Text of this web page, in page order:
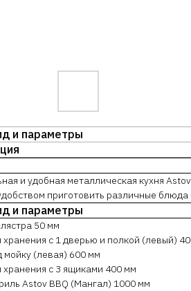
и параметры
и удобная металлическая кухня
приготовить различные
и параметры
50 мм
хранения с 1 дверью и полкой (левый)
мойку (левая) 600 мм
хранения с 3 ящиками 400 мм
Astov BBQ (Мангал) 1000 мм